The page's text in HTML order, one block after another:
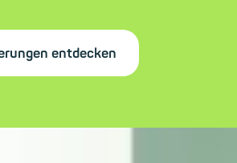
entdecken